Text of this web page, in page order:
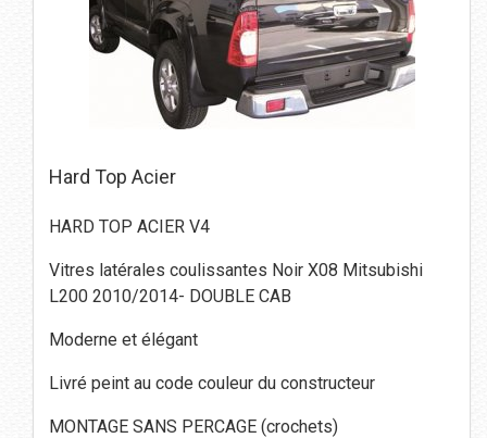
Hard Top Acier
HARD TOP ACIER V4
Vitres latérales coulissantes Noir X08 Mitsubishi
L200 2010/2014- DOUBLE CAB
Moderne et élégant
Livré peint au code couleur du constructeur
MONTAGE SANS PERCAGE (crochets)